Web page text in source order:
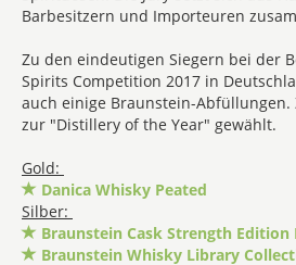
Barbesitzern und Importeuren
Zu den eindeutigen Siegern bei der
Spirits Competition 2017 in
auch einige Braunstein-Abfüllungen.
zur "Distillery of the Year" gewählt.
Gold:
Danica Whisky Peated
Silber:
Braunstein Cask Strength Edition
Braunstein Whisky Library